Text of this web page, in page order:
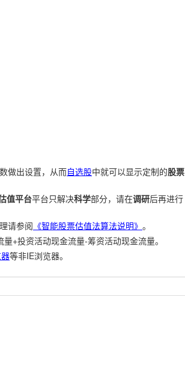
做出设置，从而自选股中就可以显示定制的股票
值平台平台只解决科学部分，请在调研后再进行
请参阅 《智能股票估值法算法说明》 。
+投资活动现金流量-筹资活动现金流量。
等非IE浏览器。